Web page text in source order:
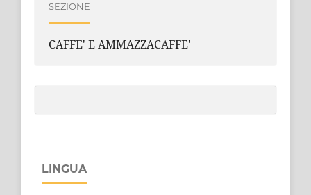
SEZIONE
CAFFE' E AMMAZZACAFFE'
LINGUA